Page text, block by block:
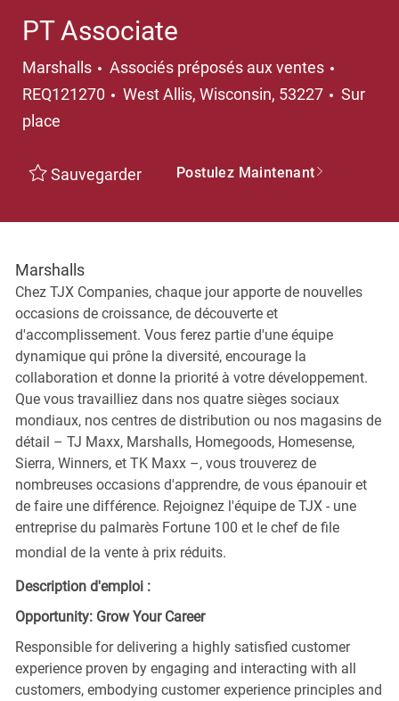
PT Associate
Marshalls
Associés préposés aux ventes
REQ121270
West Allis, Wisconsin, 53227
Sur
place
Sauvegarder Postulez Maintenant
Marshalls
Chez TJX Companies, chaque jour apporte de nouvelles
occasions de croissance, de découverte et
d'accomplissement. Vous ferez partie d'une équipe
dynamique qui prône la diversité, encourage la
collaboration et donne la priorité à votre développement.
Que vous travailliez dans nos quatre sièges sociaux
mondiaux, nos centres de distribution ou nos magasins de
détail – TJ Maxx, Marshalls, Homegoods, Homesense,
Sierra, Winners, et TK Maxx –, vous trouverez de
nombreuses occasions d'apprendre, de vous épanouir et
de faire une différence. Rejoignez l'équipe de TJX - une
entreprise du palmarès Fortune 100 et le chef de file
mondial de la vente à prix réduits.
Description d'emploi :
Opportunity: Grow Your Career
Responsible for delivering a highly satisfied customer
experience proven by engaging and interacting with all
customers, embodying customer experience principles and